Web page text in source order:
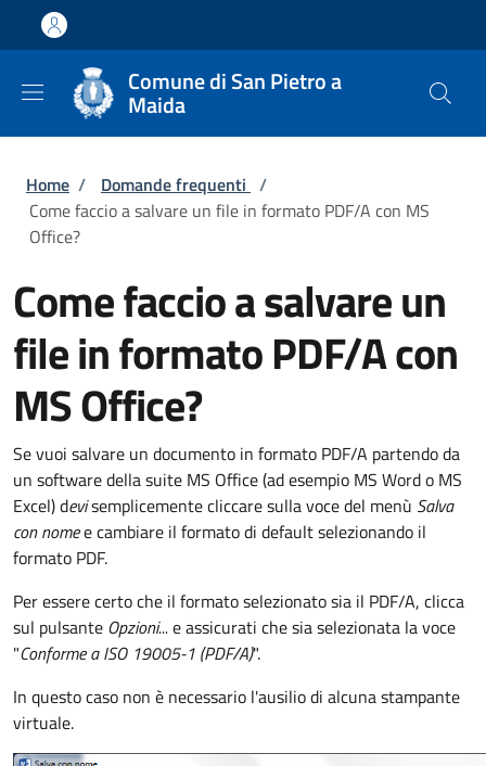
Salta al contenuto principale
Skip to footer content
Comune di San Pietro a
Maida
Briciole di pane
Home / Domande frequenti /
Come faccio a salvare un file in formato PDF/A con MS
Office?
Come faccio a salvare un
file in formato PDF/A con
MS Office?
Se vuoi salvare un documento in formato PDF/A partendo da
un software della suite MS Office (ad esempio MS Word o MS
Excel) devisemplicemente cliccare sulla voce del menù Salva
con nomee cambiare il formato di default selezionando il
formato PDF.
Per essere certo che il formato selezionato sia il PDF/A, clicca
sul pulsante Opzioni...e assicurati che sia selezionata la voce
"Conforme a ISO 19005-1 (PDF/A)".
In questo caso non è necessario l'ausilio di alcuna stampante
virtuale.